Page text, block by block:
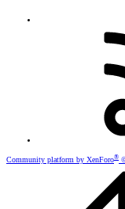
Community platform by XenForo®